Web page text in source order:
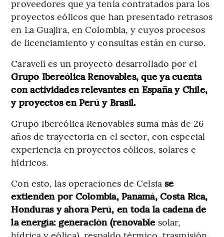
proveedores que ya tenía contratados para los
proyectos eólicos que han presentado retrasos
en La Guajira, en Colombia, y cuyos procesos
de licenciamiento y consultas están en curso.
Caravelí es un proyecto desarrollado por el
Grupo Ibereólica Renovables, que ya cuenta
con actividades relevantes en España y Chile,
y proyectos en Perú y Brasil.
Grupo Ibereólica Renovables suma más de 26
años de trayectoria en el sector, con especial
experiencia en proyectos eólicos, solares e
hídricos.
Con esto, las operaciones de Celsia se
extienden por Colombia, Panamá, Costa Rica,
Honduras y ahora Perú, en toda la cadena de
la energía: generación (renovable solar,